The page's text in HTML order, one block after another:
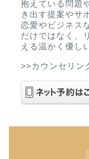
抱えている問題
き出す提案やサ
恋愛やビジネス
だけではなく、
える温かく優し
>>カウンセリン